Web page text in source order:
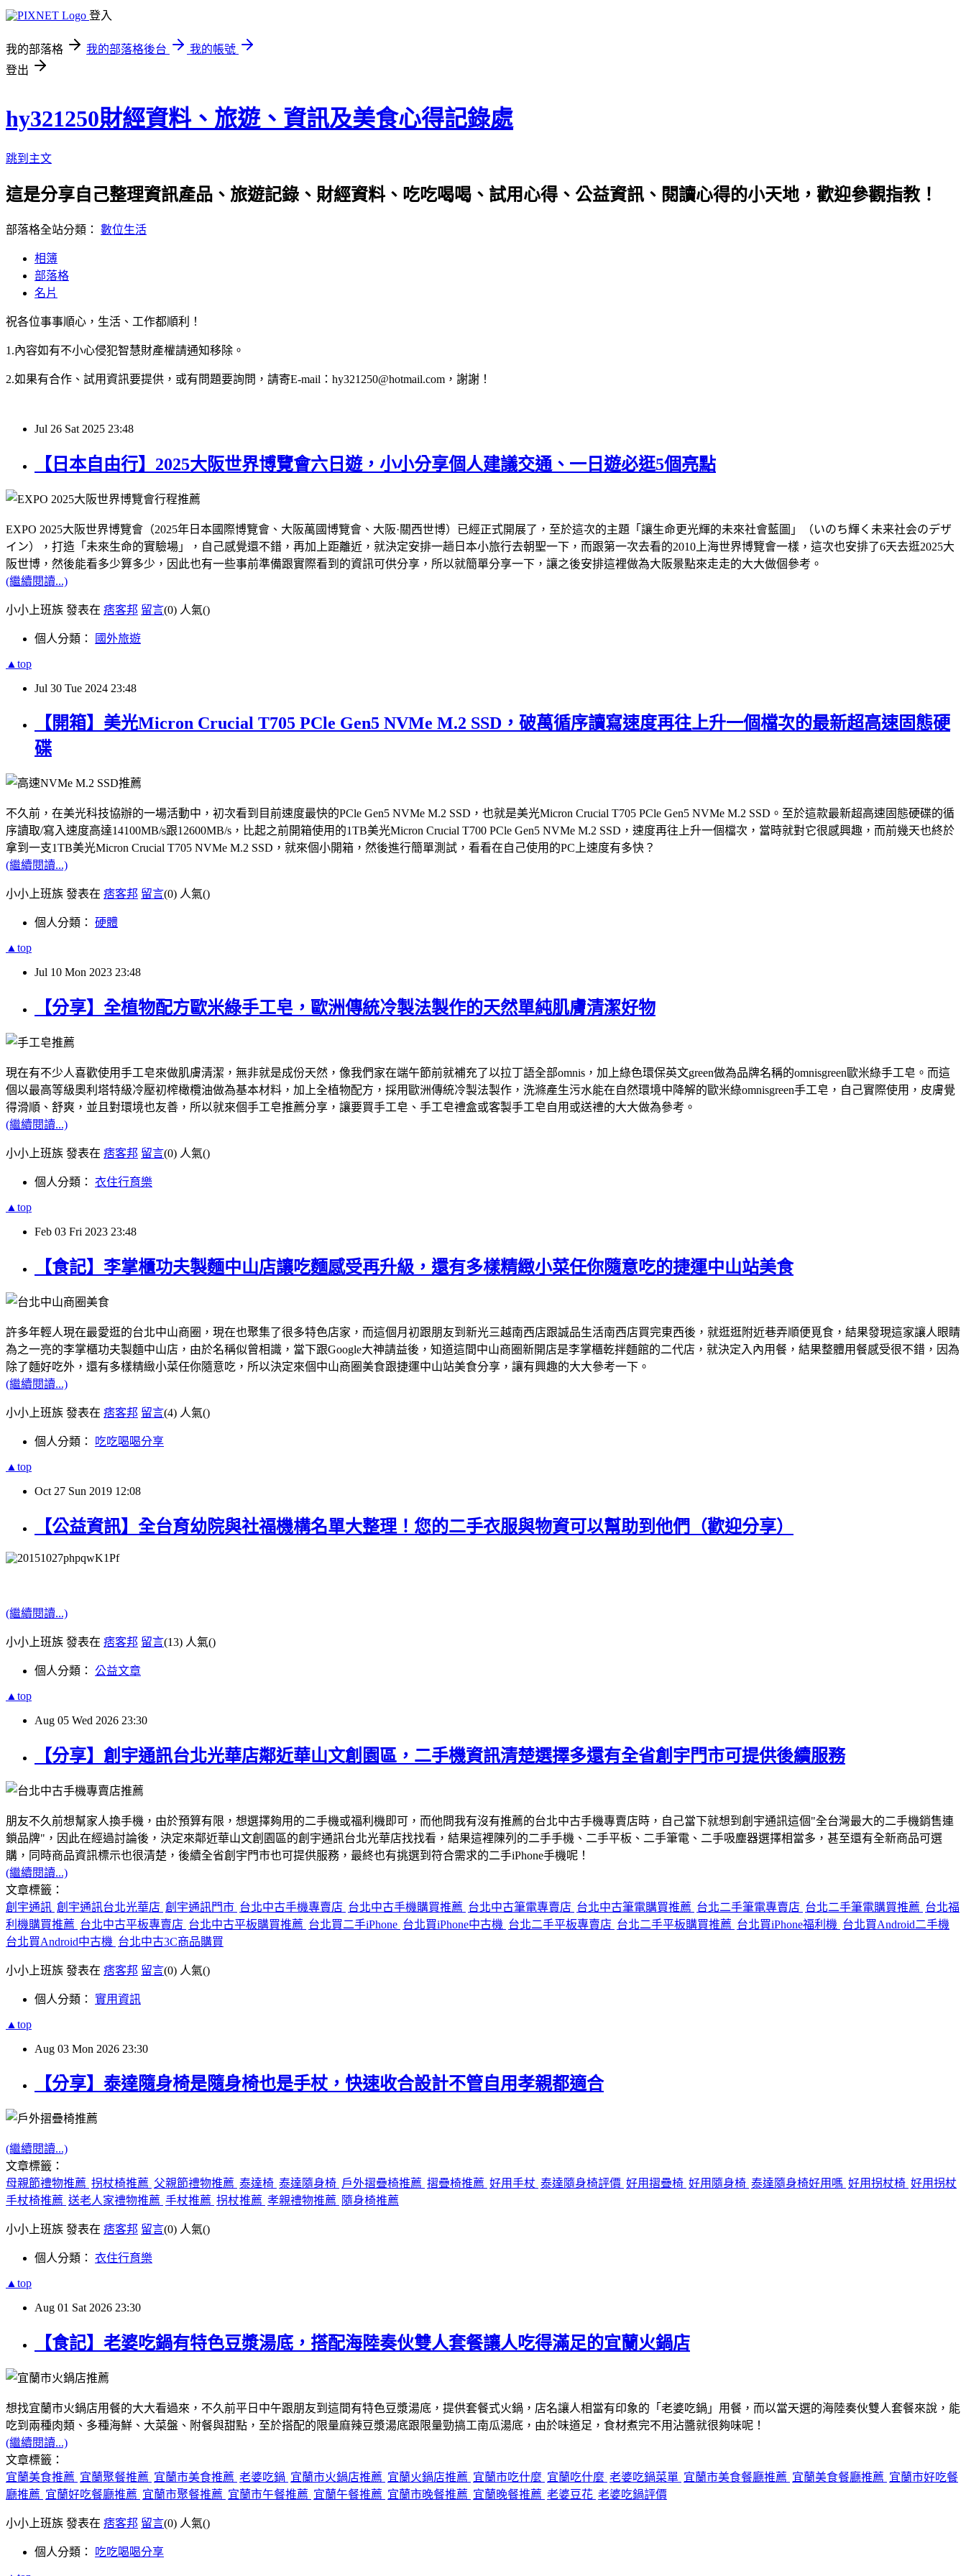
登入
我的部落格 我的部落格後台
我的帳號
登出
hy321250財經資料、旅遊、資訊及美食心得記錄處
跳到主文
這是分享自己整理資訊產品、旅遊記錄、財經資料、吃吃喝喝、試用心得、公益資訊、閱讀心得的小天地，歡迎參觀指教！
部落格全站分類： 數位生活
相簿
部落格
名片
祝各位事事順心，生活、工作都順利！
1.內容如有不小心侵犯智慧財產權請通知移除。
2.如果有合作、試用資訊要提供，或有問題要詢問，請寄E-mail：hy321250@hotmail.com，謝謝！
Jul 26 Sat 2025 23:48
【日本自由行】2025大阪世界博覽會六日遊，小小分享個人建議交通、一日遊必逛5個亮點
EXPO 2025大阪世界博覽會（2025年日本國際博覽會、大阪萬國博覽會、大阪·關西世博）已經正式開展了，至於這次的主題「讓生命更光輝的未來社會藍圖」（いのち輝く未来社会のデザ
イン），打造「未來生命的實驗場」，自己感覺還不錯，再加上距離近，就決定安排一趟日本小旅行去朝聖一下，而跟第一次去看的2010上海世界博覽會一樣，這次也安排了6天去逛2025大
阪世博，然後能看多少算多少，因此也有一些事前準備跟實際看到的資訊可供分享，所以就簡單分享一下，讓之後安排這裡做為大阪景點來走走的大大做個參考。
(繼續閱讀...)
小小上班族 發表在 痞客邦 留言(0) 人氣()
個人分類： 國外旅遊
▲top
Jul 30 Tue 2024 23:48
【開箱】美光Micron Crucial T705 PCle Gen5 NVMe M.2 SSD，破萬循序讀寫速度再往上升一個檔次的最新超高速固態硬
碟
不久前，在美光科技協辦的一場活動中，初次看到目前速度最快的PCle Gen5 NVMe M.2 SSD，也就是美光Micron Crucial T705 PCle Gen5 NVMe M.2 SSD。至於這款最新超高速固態硬碟的循
序讀取/寫入速度高達14100MB/s跟12600MB/s，比起之前開箱使用的1TB美光Micron Crucial T700 PCle Gen5 NVMe M.2 SSD，速度再往上升一個檔次，當時就對它很感興趣，而前幾天也終於
拿到一支1TB美光Micron Crucial T705 NVMe M.2 SSD，就來個小開箱，然後進行簡單測試，看看在自己使用的PC上速度有多快？
(繼續閱讀...)
小小上班族 發表在 痞客邦 留言(0) 人氣()
個人分類： 硬體
▲top
Jul 10 Mon 2023 23:48
【分享】全植物配方歐米綠手工皂，歐洲傳統冷製法製作的天然單純肌膚清潔好物
現在有不少人喜歡使用手工皂來做肌膚清潔，無非就是成份天然，像我們家在端午節前就補充了以拉丁語全部omnis，加上綠色環保英文green做為品牌名稱的omnisgreen歐米綠手工皂。而這
個以最高等級奧利塔特級冷壓初榨橄欖油做為基本材料，加上全植物配方，採用歐洲傳統冷製法製作，洗滌產生污水能在自然環境中降解的歐米綠omnisgreen手工皂，自己實際使用，皮膚覺
得滑順、舒爽，並且對環境也友善，所以就來個手工皂推薦分享，讓要買手工皂、手工皂禮盒或客製手工皂自用或送禮的大大做為參考。
(繼續閱讀...)
小小上班族 發表在 痞客邦 留言(0) 人氣()
個人分類： 衣住行育樂
▲top
Feb 03 Fri 2023 23:48
【食記】李掌櫃功夫製麵中山店讓吃麵感受再升級，還有多樣精緻小菜任你隨意吃的捷運中山站美食
許多年輕人現在最愛逛的台北中山商圈，現在也聚集了很多特色店家，而這個月初跟朋友到新光三越南西店跟誠品生活南西店買完東西後，就逛逛附近巷弄順便覓食，結果發現這家讓人眼睛
為之一亮的李掌櫃功夫製麵中山店，由於名稱似曾相識，當下跟Google大神請益後，知道這間中山商圈新開店是李掌櫃乾拌麵館的二代店，就決定入內用餐，結果整體用餐感受很不錯，因為
除了麵好吃外，還有多樣精緻小菜任你隨意吃，所以決定來個中山商圈美食跟捷運中山站美食分享，讓有興趣的大大參考一下。
(繼續閱讀...)
小小上班族 發表在 痞客邦 留言(4) 人氣()
個人分類： 吃吃喝喝分享
▲top
Oct 27 Sun 2019 12:08
【公益資訊】全台育幼院與社福機構名單大整理！您的二手衣服與物資可以幫助到他們（歡迎分享）
(繼續閱讀...)
小小上班族 發表在 痞客邦 留言(13) 人氣()
個人分類： 公益文章
▲top
Aug 05 Wed 2026 23:30
【分享】創宇通訊台北光華店鄰近華山文創園區，二手機資訊清楚選擇多還有全省創宇門市可提供後續服務
朋友不久前想幫家人換手機，由於預算有限，想選擇夠用的二手機或福利機即可，而他問我有沒有推薦的台北中古手機專賣店時，自己當下就想到創宇通訊這個"全台灣最大的二手機銷售連
鎖品牌"，因此在經過討論後，決定來鄰近華山文創園區的創宇通訊台北光華店找找看，結果這裡陳列的二手手機、二手平板、二手筆電、二手吸塵器選擇相當多，甚至還有全新商品可選
購，同時商品資訊標示也很清楚，後續全省創宇門市也可提供服務，最終也有挑選到符合需求的二手iPhone手機呢！
(繼續閱讀...)
文章標籤：
創宇通訊 創宇通訊台北光華店 創宇通訊門市 台北中古手機專賣店 台北中古手機購買推薦 台北中古筆電專賣店 台北中古筆電購買推薦 台北二手筆電專賣店 台北二手筆電購買推薦 台北福
利機購買推薦 台北中古平板專賣店 台北中古平板購買推薦 台北買二手iPhone 台北買iPhone中古機 台北二手平板專賣店 台北二手平板購買推薦 台北買iPhone福利機 台北買Android二手機
台北買Android中古機 台北中古3C商品購買
小小上班族 發表在 痞客邦 留言(0) 人氣()
個人分類： 實用資訊
▲top
Aug 03 Mon 2026 23:30
【分享】泰達隨身椅是隨身椅也是手杖，快速收合設計不管自用孝親都適合
(繼續閱讀...)
文章標籤：
母親節禮物推薦 拐杖椅推薦 父親節禮物推薦 泰達椅 泰達隨身椅 戶外摺疊椅推薦 摺疊椅推薦 好用手杖 泰達隨身椅評價 好用摺疊椅 好用隨身椅 泰達隨身椅好用嗎 好用拐杖椅 好用拐杖
手杖椅推薦 送老人家禮物推薦 手杖推薦 拐杖推薦 孝親禮物推薦 隨身椅推薦
小小上班族 發表在 痞客邦 留言(0) 人氣()
個人分類： 衣住行育樂
▲top
Aug 01 Sat 2026 23:30
【食記】老婆吃鍋有特色豆漿湯底，搭配海陸奏伙雙人套餐讓人吃得滿足的宜蘭火鍋店
想找宜蘭市火鍋店用餐的大大看過來，不久前平日中午跟朋友到這間有特色豆漿湯底，提供套餐式火鍋，店名讓人相當有印象的「老婆吃鍋」用餐，而以當天選的海陸奏伙雙人套餐來說，能
吃到兩種肉類、多種海鮮、大菜盤、附餐與甜點，至於搭配的限量麻辣豆漿湯底跟限量勁搞工南瓜湯底，由於味道足，食材煮完不用沾醬就很夠味呢！
(繼續閱讀...)
文章標籤：
宜蘭美食推薦 宜蘭聚餐推薦 宜蘭市美食推薦 老婆吃鍋 宜蘭市火鍋店推薦 宜蘭火鍋店推薦 宜蘭市吃什麼 宜蘭吃什麼 老婆吃鍋菜單 宜蘭市美食餐廳推薦 宜蘭美食餐廳推薦 宜蘭市好吃餐
廳推薦 宜蘭好吃餐廳推薦 宜蘭市聚餐推薦 宜蘭市午餐推薦 宜蘭午餐推薦 宜蘭市晚餐推薦 宜蘭晚餐推薦 老婆豆花 老婆吃鍋評價
小小上班族 發表在 痞客邦 留言(0) 人氣()
個人分類： 吃吃喝喝分享